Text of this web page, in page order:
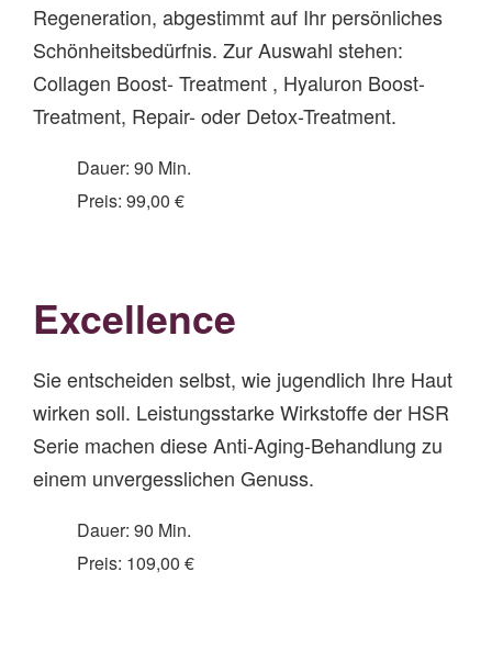
Regeneration, abgestimmt auf Ihr persönliches
Schönheitsbedürfnis. Zur Auswahl stehen:
Collagen Boost- Treatment , Hyaluron Boost-
Treatment, Repair- oder Detox-Treatment.
Dauer: 90 Min.
Preis: 99,00 €
Excellence
Sie entscheiden selbst, wie jugendlich Ihre Haut
wirken soll. Leistungsstarke Wirkstoffe der HSR
Serie machen diese Anti-Aging-Behandlung zu
einem unvergesslichen Genuss.
Dauer: 90 Min.
Preis: 109,00 €